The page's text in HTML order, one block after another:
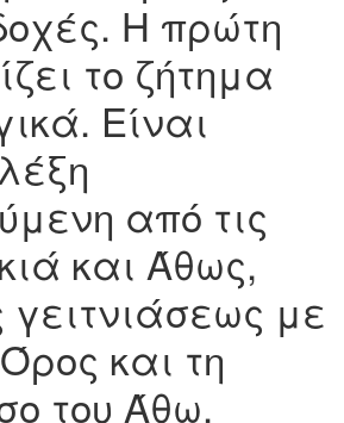
Η πρώτη
το ζήτημα
Είναι
από τις
και Άθως,
γειτνιάσεως με
και τη
του Άθω.